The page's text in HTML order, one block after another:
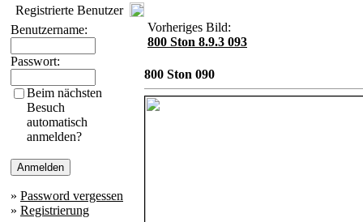
Registrierte Benutzer
Benutzername:
Passwort:
Beim nächsten
Besuch
automatisch
anmelden?
» Password vergessen
» Registrierung
Vorheriges Bild:
800 Ston 8.9.3 093
800 Ston 090